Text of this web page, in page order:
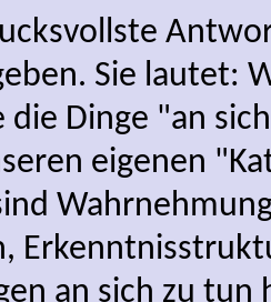
Sie lautet:
die Dinge "an
eigenen
an sich zu tun